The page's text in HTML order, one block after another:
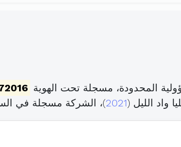
المحدودة، مسجلة تحت الهوية
2021)، الشركة مسجلة في